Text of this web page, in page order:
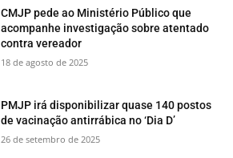
CMJP pede ao Ministério Público que
acompanhe investigação sobre atentado
contra vereador
18 de agosto de 2025
PMJP irá disponibilizar quase 140 postos
de vacinação antirrábica no ‘Dia D’
26 de setembro de 2025